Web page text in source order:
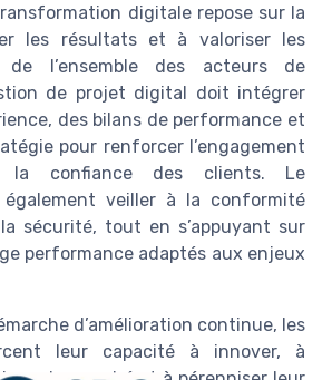
digitale repose sur la
les résultats et à valoriser les
de l’ensemble des acteurs de
de projet digital doit intégrer
des bilans de performance et
pour renforcer l’engagement
la confiance des clients. Le
veiller à la conformité
sécurité, tout en s’appuyant sur
performance adaptés aux enjeux
d’amélioration continue, les
leur capacité à innover, à